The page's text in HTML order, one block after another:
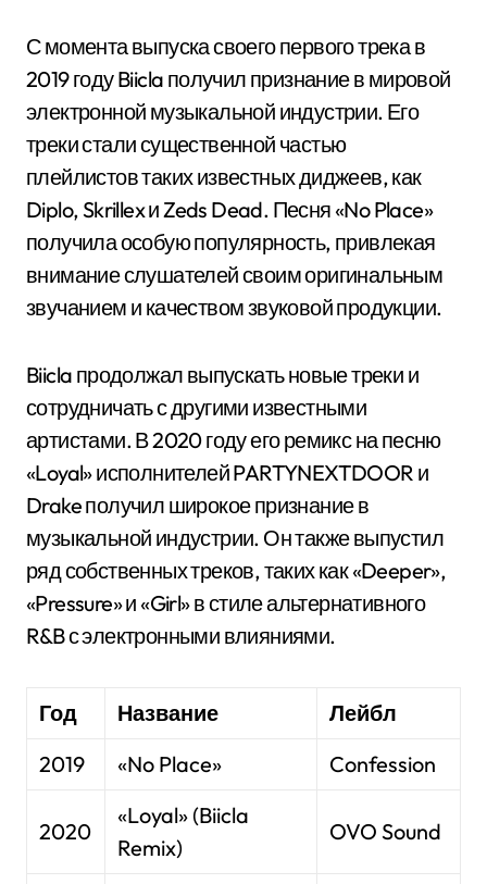
С момента выпуска своего первого трека в
2019 году Biicla получил признание в мировой
электронной музыкальной индустрии. Его
треки стали существенной частью
плейлистов таких известных диджеев, как
Diplo, Skrillex и Zeds Dead. Песня «No Place»
получила особую популярность, привлекая
внимание слушателей своим оригинальным
звучанием и качеством звуковой продукции.
Biicla продолжал выпускать новые треки и
сотрудничать с другими известными
артистами. В 2020 году его ремикс на песню
«Loyal» исполнителей PARTYNEXTDOOR и
Drake получил широкое признание в
музыкальной индустрии. Он также выпустил
ряд собственных треков, таких как «Deeper»,
«Pressure» и «Girl» в стиле альтернативного
R&B с электронными влияниями.
Год Название
Лейбл
2019
«No Place» Confession
2020
«Loyal» (Biicla
Remix)
OVO Sound